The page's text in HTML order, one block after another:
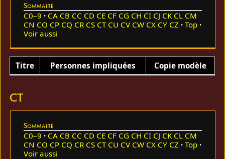
Sommaire
C0–9 CA CB CC CD CE CF CG CH CI CJ CK CL CM
CN CO CP CQ CR CS CT CU CV CW CX CY CZ
Top
Voir aussi
Titre Personnes impliquées Copie modèle
CT
Sommaire
C0–9 CA CB CC CD CE CF CG CH CI CJ CK CL CM
CN CO CP CQ CR CS CT CU CV CW CX CY CZ
Top
Voir aussi